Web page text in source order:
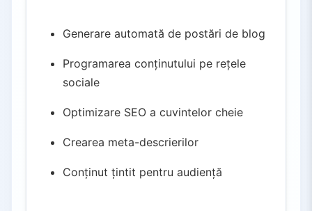
Generare automată de postări de blog
Programarea conținutului pe rețele
sociale
Optimizare SEO a cuvintelor cheie
Crearea meta-descrierilor
Conținut țintit pentru audiență